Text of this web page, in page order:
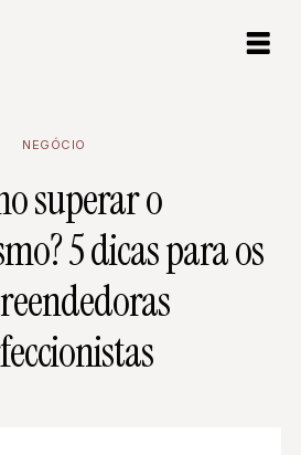
NEGÓCIO
superar o
5 dicas para os